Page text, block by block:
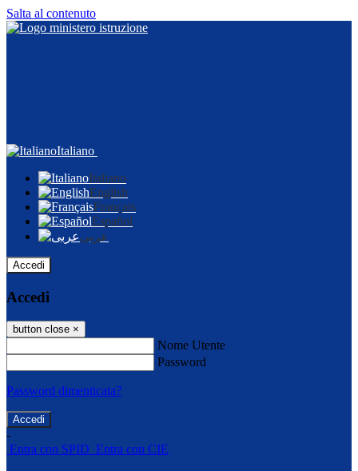
Salta al contenuto
Italiano
Italiano
English
Français
Español
عربى
Accedi
Accedi
button close ×
Nome Utente
Password
Password dimenticata?
-
Entra con SPID Entra con CIE